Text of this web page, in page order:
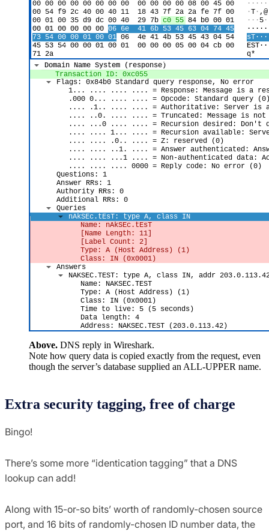
Above. DNS reply in Wireshark.
Note how query data is copied exactly from the request, even
though the server’s database supplied an ALL-UPPER name.
Extra security tagging, free of charge
Bingo!
There’s some more “identication tagging” that a DNS
lookup can add!
Along with 15-or-so bits’ worth of randomly-chosen source
port, and 16 bits of randomly-chosen ID number data, the